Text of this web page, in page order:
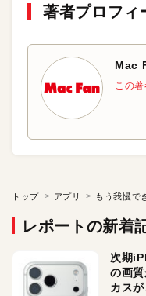
著者プロフィ
Mac
この
トップ アプリ
レポートの新着
次期
の画
カス